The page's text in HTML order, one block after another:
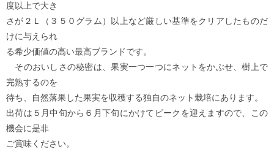
度以上で大き
さが２Ｌ（３５０グラム）以上など厳しい基準をクリアしたものだ
けに与えられ
る希少価値の高い最高ブランドです。
そのおいしさの秘密は、果実一つ一つにネットをかぶせ、樹上で
完熟するのを
待ち、自然落果した果実を収穫する独自のネット栽培にあります。
出荷は５月中旬から６月下旬にかけてピークを迎えますので、この
機会に是非
ご賞味ください。